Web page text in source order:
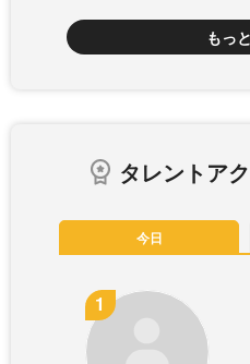
もっ
タレントア
今日